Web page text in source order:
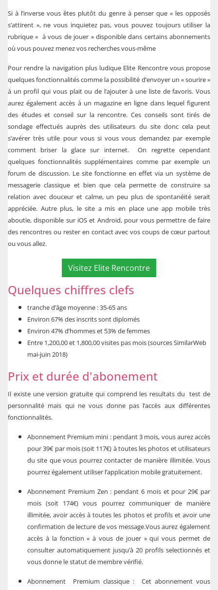
Si à l’inverse vous êtes plutôt du genre à penser que « les opposés
s’attirent », ne vous inquietez pas, vous pouvez toujours utiliser la
rubrique « à vous de jouer » disponible dans certains abonnements
où vous pouvez menez vos recherches vous-même
Pour rendre la navigation plus ludique Elite Rencontre vous propose
quelques fonctionnalités comme la possibilité d’envoyer un « sourire »
à un profil qui vous plait ou de l’ajouter à une liste de favoris. Vous
aurez également accès à un magazine en ligne dans lequel figurent
des études et conseil sur la rencontre. Ces conseils sont tirés de
sondage effectués auprès des utilisateurs du site donc cela peut
s’avérer très utile pour vous si vous vous demandez par exemple
comment briser la glace sur internet. On regrette cependant
quelques fonctionnalités supplémentaires comme par exemple un
forum de discussion. Le site fonctionne en effet via un système de
messagerie classique et bien que cela permette de construire sa
relation avec douceur et calme, un peu plus de spontanéité serait
appréciée. Autre plus, le site a mis en place une app mobile très
aboutie, disponible sur iOS et Android, pour vous permettre de faire
des rencontres ou rester en contact avec vos coups de cœur partout
ou vous allez.
Visitez Elite Rencontre
Quelques chiffres clefs
tranche d’âge moyenne : 35-65 ans
Environ 67% des inscrits sont diplomés
Environ 47% d’hommes et 53% de femmes
Entre 1,200,00 et 1,800,00 visites pas mois (sources SimilarWeb
mai-juin 2018)
Prix et durée d'abonement
Il existe une version gratuite qui comprend les resultats du test de
personnalité mais qui ne vous donne pas l’accès aux différentes
fonctionnalités.
Abonnement Premium mini : pendant 3 mois, vous aurez accès
pour 39€ par mois (soit 117€) à toutes les photos et utilisateurs
du site que vous pourrez contacter de manière illimitée. Vous
pourrez également utiliser l’application mobile gratuitement.
Abonnement Premium Zen : pendant 6 mois et pour 29€ par
mois (soit 174€) vous pourrez communiquer de manière
illimitée, avoir accès à toutes les photos et profils et avoir une
confirmation de lecture de vos message.Vous aurez également
accès à la fonction « à vous de jouer » qui vous permet de
consulter automatiquement jusqu’à 20 profils selectionnés et
vous donne le statut de membre vérifié.
Abonnement Premium classique : Cet abonnement vous